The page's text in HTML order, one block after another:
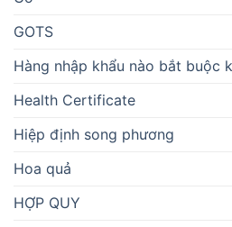
GOTS
Hàng nhập khẩu nào bắt buộc
Health Certificate
Hiệp định song phương
Hoa quả
HỢP QUY